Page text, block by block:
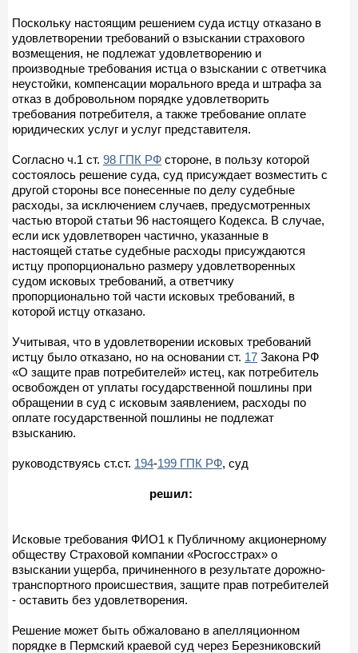
Поскольку настоящим решением суда истцу отказано в
удовлетворении требований о взыскании страхового
возмещения, не подлежат удовлетворению и
производные требования истца о взыскании с ответчика
неустойки, компенсации морального вреда и штрафа за
отказ в добровольном порядке удовлетворить
требования потребителя, а также требование оплате
юридических услуг и услуг представителя.
Согласно ч.1 ст. 98 ГПК РФ стороне, в пользу которой
состоялось решение суда, суд присуждает возместить с
другой стороны все понесенные по делу судебные
расходы, за исключением случаев, предусмотренных
частью второй статьи 96 настоящего Кодекса. В случае,
если иск удовлетворен частично, указанные в
настоящей статье судебные расходы присуждаются
истцу пропорционально размеру удовлетворенных
судом исковых требований, а ответчику
пропорционально той части исковых требований, в
которой истцу отказано.
Учитывая, что в удовлетворении исковых требований
истцу было отказано, но на основании ст. 17 Закона РФ
«О защите прав потребителей» истец, как потребитель
освобожден от уплаты государственной пошлины при
обращении в суд с исковым заявлением, расходы по
оплате государственной пошлины не подлежат
взысканию.
руководствуясь ст.ст. 194-199 ГПК РФ, суд
решил:
Исковые требования ФИО1 к Публичному акционерному
обществу Страховой компании «Росгосстрах» о
взыскании ущерба, причиненного в результате дорожно-
транспортного происшествия, защите прав потребителей
- оставить без удовлетворения.
Решение может быть обжаловано в апелляционном
порядке в Пермский краевой суд через Березниковский